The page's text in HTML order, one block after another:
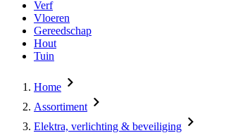
Verf
Vloeren
Gereedschap
Hout
Tuin
Home
Assortiment
Elektra, verlichting & beveiliging